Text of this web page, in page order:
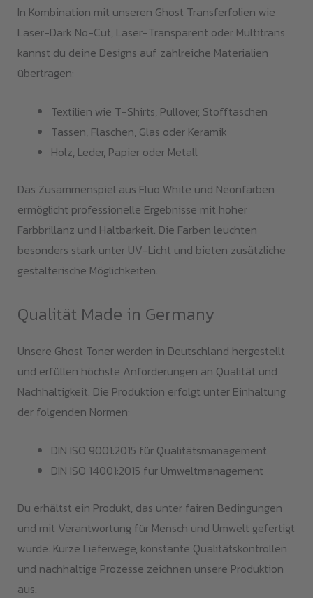
In Kombination mit unseren Ghost Transferfolien wie
Laser-Dark No-Cut, Laser-Transparent oder Multitrans
kannst du deine Designs auf zahlreiche Materialien
übertragen:
Textilien wie T-Shirts, Pullover, Stofftaschen
Tassen, Flaschen, Glas oder Keramik
Holz, Leder, Papier oder Metall
Das Zusammenspiel aus Fluo White und Neonfarben
ermöglicht professionelle Ergebnisse mit hoher
Farbbrillanz und Haltbarkeit. Die Farben leuchten
besonders stark unter UV-Licht und bieten zusätzliche
gestalterische Möglichkeiten.
Qualität Made in Germany
Unsere Ghost Toner werden in Deutschland hergestellt
und erfüllen höchste Anforderungen an Qualität und
Nachhaltigkeit. Die Produktion erfolgt unter Einhaltung
der folgenden Normen:
DIN ISO 9001:2015 für Qualitätsmanagement
DIN ISO 14001:2015 für Umweltmanagement
Du erhältst ein Produkt, das unter fairen Bedingungen
und mit Verantwortung für Mensch und Umwelt gefertigt
wurde. Kurze Lieferwege, konstante Qualitätskontrollen
und nachhaltige Prozesse zeichnen unsere Produktion
aus.